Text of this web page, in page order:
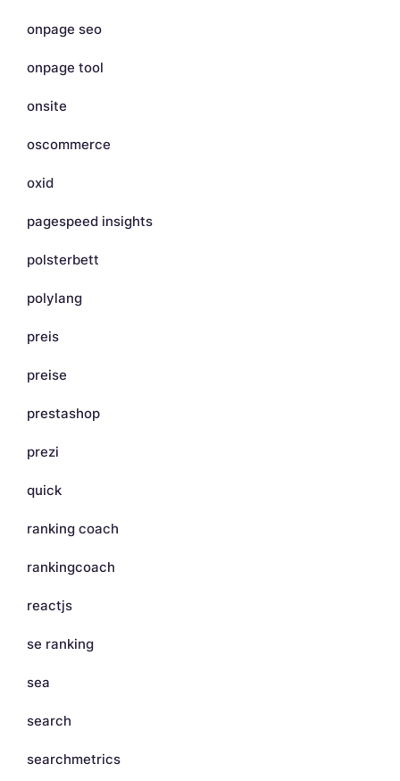
onpage seo
onpage tool
onsite
oscommerce
oxid
pagespeed insights
polsterbett
polylang
preis
preise
prestashop
prezi
quick
ranking coach
rankingcoach
reactjs
se ranking
sea
search
searchmetrics